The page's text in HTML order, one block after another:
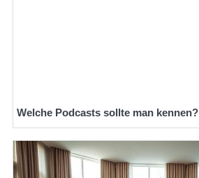
Welche Podcasts sollte man kennen?